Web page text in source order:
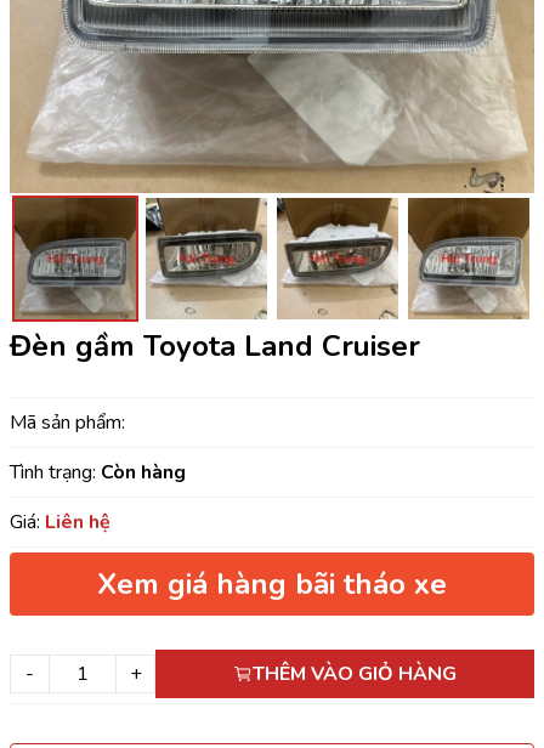
Đèn gầm Toyota Land Cruiser
Mã sản phẩm:
Tình trạng: Còn hàng
Giá: Liên hệ
Xem giá hàng bãi tháo xe
- + THÊM VÀO GIỎ HÀNG